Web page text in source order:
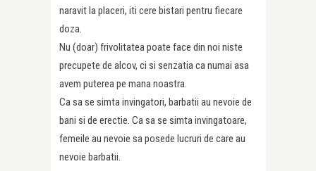
naravit la placeri, iti cere bistari pentru fiecare
doza.
Nu (doar) frivolitatea poate face din noi niste
precupete de alcov, ci si senzatia ca numai asa
avem puterea pe mana noastra.
Ca sa se simta invingatori, barbatii au nevoie de
bani si de erectie. Ca sa se simta invingatoare,
femeile au nevoie sa posede lucruri de care au
nevoie barbatii.